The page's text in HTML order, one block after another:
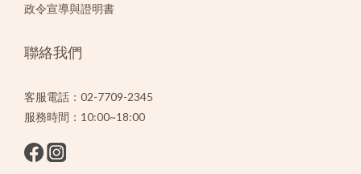
政令宣導與證明書
聯絡我們
客服電話：02-7709-2345
服務時間：10:00~18:00